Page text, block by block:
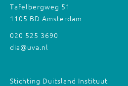
Tafelbergweg 51
1105 BD Amsterdam
020 525 3690
dia@uva.nl
Stichting Duitsland Instituut